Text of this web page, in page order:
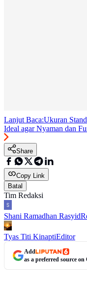
Lanjut Baca:Ukuran
Ideal agar Nyaman dan
Share
Copy Link
Batal
Tim Redaksi
Shani Ramadhan Rasyid
Tyas Titi KinaptiEditor
Add
as a preferred source on